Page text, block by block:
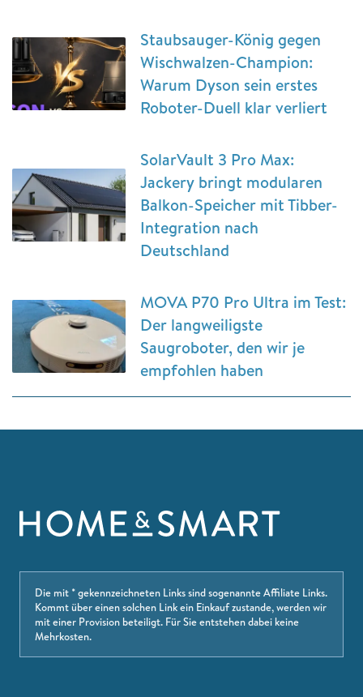
Staubsauger-König gegen
Wischwalzen-Champion:
Warum Dyson sein erstes
Roboter-Duell klar verliert
SolarVault 3 Pro Max:
Jackery bringt modularen
Balkon-Speicher mit Tibber-
Integration nach
Deutschland
MOVA P70 Pro Ultra im Test:
Der langweiligste
Saugroboter, den wir je
empfohlen haben
Die mit * gekennzeichneten Links sind sogenannte Affiliate Links.
Kommt über einen solchen Link ein Einkauf zustande, werden wir
mit einer Provision beteiligt. Für Sie entstehen dabei keine
Mehrkosten.